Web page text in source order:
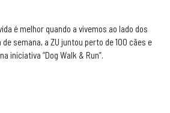
é melhor quando a vivemos ao lado dos
semana, a ZU juntou perto de 100 cães e
iniciativa “Dog Walk & Run”.